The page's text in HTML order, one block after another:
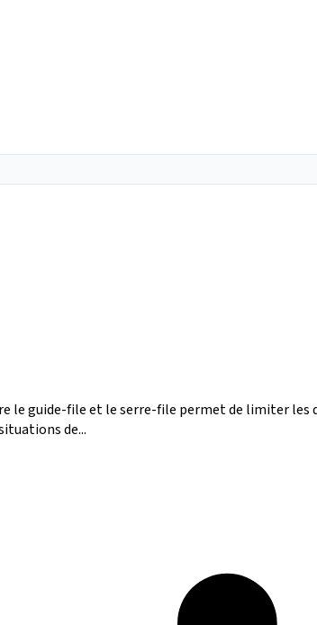
le guide-file et le serre-file permet de limiter les
de...